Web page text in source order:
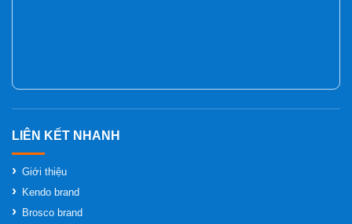
Giới thiệu
Kendo brand
Brosco brand